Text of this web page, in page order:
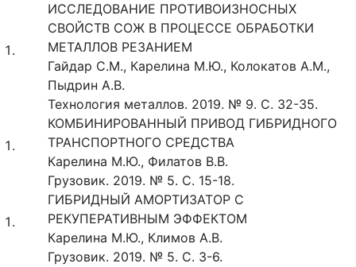
ИССЛЕДОВАНИЕ ПРОТИВОИЗНОСНЫХ
СВОЙСТВ СОЖ В ПРОЦЕССЕ ОБРАБОТКИ
МЕТАЛЛОВ РЕЗАНИЕМ
Гайдар С.М., Карелина М.Ю., Колокатов А.М.,
Пыдрин А.В.
Технология металлов. 2019. № 9. С. 32-35.
КОМБИНИРОВАННЫЙ ПРИВОД ГИБРИДНОГО
ТРАНСПОРТНОГО СРЕДСТВА
Карелина М.Ю., Филатов В.В.
Грузовик. 2019. № 5. С. 15-18.
ГИБРИДНЫЙ АМОРТИЗАТОР С
РЕКУПЕРАТИВНЫМ ЭФФЕКТОМ
Карелина М.Ю., Климов А.В.
Грузовик. 2019. № 5. С. 3-6.